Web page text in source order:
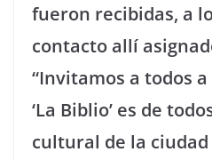
fueron recibidas, a
contacto allí
“Invitamos a todos
‘La Biblio’ es de
cultural de la